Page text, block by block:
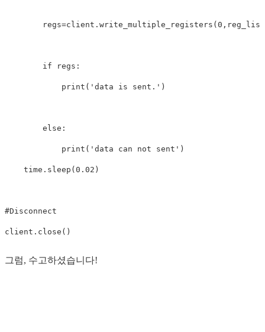
regs=client . write_multiple_registers (0 , reg_list
if regs :
print ( 'data is sent.' )
else :
print ( 'data can not sent' )
time . sleep (0.02 )
client . close ()
그럼, 수고하셨습니다!